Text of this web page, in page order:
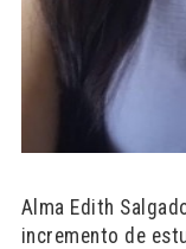
Alma Edith
incremento de